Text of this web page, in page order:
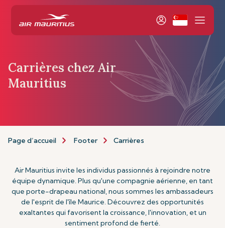
Carrières chez Air
Mauritius
Page d’accueil Footer Carrières
Air Mauritius invite les individus passionnés à rejoindre notre
équipe dynamique. Plus qu'une compagnie aérienne, en tant
que porte-drapeau national, nous sommes les ambassadeurs
de l'esprit de l'île Maurice. Découvrez des opportunités
exaltantes qui favorisent la croissance, l'innovation, et un
sentiment profond de fierté.